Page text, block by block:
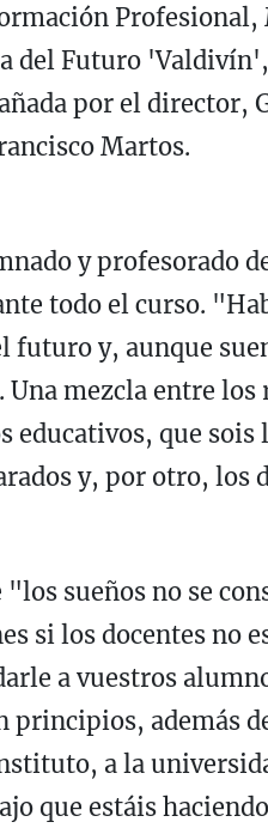
del Futuro
por el director,
Martos.
y profesorado
todo el curso.
futuro y, aunque
mezcla entre los
educativos, que sois
y, por otro, los
"los sueños no se
si los docentes no
a vuestros
principios, además
a la
que estáis